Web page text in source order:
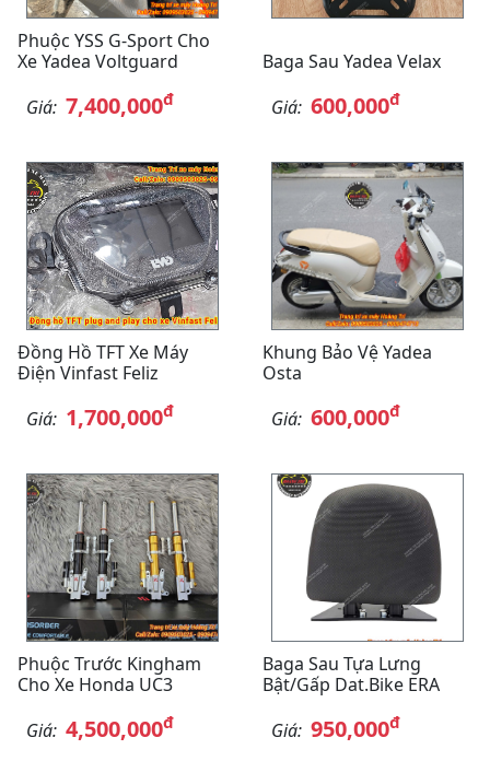
Phuộc YSS G-Sport Cho
Xe Yadea Voltguard
Giá: 7,400,000đ
Baga Sau Yadea Velax
Giá: 600,000đ
Đồng Hồ TFT Xe Máy
Điện Vinfast Feliz
Giá: 1,700,000đ
Khung Bảo Vệ Yadea
Osta
Giá: 600,000đ
Phuộc Trước Kingham
Cho Xe Honda UC3
Giá: 4,500,000đ
Baga Sau Tựa Lưng
Bật/gấp Dat.bike ERA
Giá: 950,000đ